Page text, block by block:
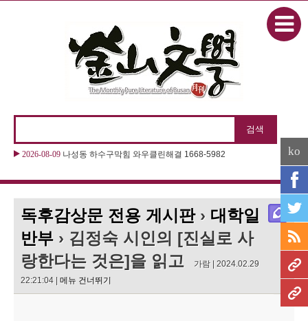
2026-08-09 나성동 하수구막힘 와우클린해결 1668-5982
독후감상문 전용 게시판› 대학일
반부 › 김정숙 시인의 [진실로 사
랑한다는 것은]을 읽고
가람 | 2024.02.29
22:21:04 | 메뉴 건너뛰기
ko